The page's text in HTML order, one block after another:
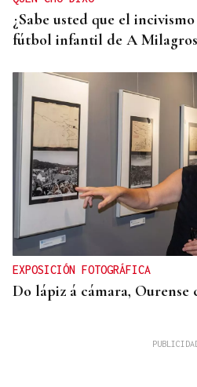
¿Sabe usted que el
fútbol infantil de A
EXPOSICIÓN FOTOGRÁFICA
Do lápiz á cámara, Ourense